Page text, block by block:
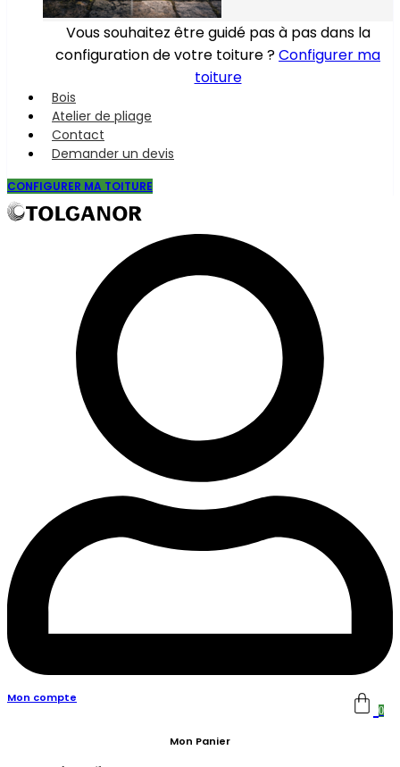
Vous souhaitez être guidé pas à pas dans la
configuration de votre toiture ?Configurer ma
toiture
Bois
Atelier de pliage
Contact
Demander un devis
CONFIGURER MA TOITURE
Mon compte
0
Mon Panier